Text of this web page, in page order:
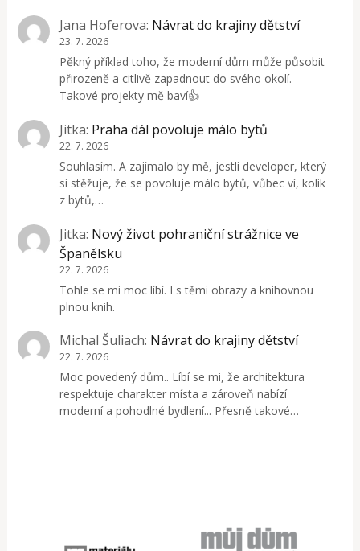
Jana Hoferova: Návrat do krajiny dětství
23. 7. 2026
Pěkný příklad toho, že moderní dům může působit
přirozeně a citlivě zapadnout do svého okolí.
Takové projekty mě baví👍
Jitka: Praha dál povoluje málo bytů
22. 7. 2026
Souhlasím. A zajímalo by mě, jestli developer, který
si stěžuje, že se povoluje málo bytů, vůbec ví, kolik
z bytů,…
Jitka: Nový život pohraniční strážnice ve
Španělsku
22. 7. 2026
Tohle se mi moc líbí. I s těmi obrazy a knihovnou
plnou knih.
Michal Šuliach: Návrat do krajiny dětství
22. 7. 2026
Moc povedený dům.. Líbí se mi, že architektura
respektuje charakter místa a zároveň nabízí
moderní a pohodlné bydlení... Přesně takové…